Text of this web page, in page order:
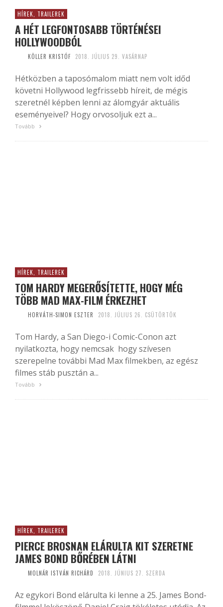
HÍREK, TRAILEREK
A HÉT LEGFONTOSABB TÖRTÉNÉSEI
HOLLYWOODBÓL
KÖLLER KRISTÓF 2018. JÚLIUS 29. VASÁRNAP
Hétközben a taposómalom miatt nem volt időd
követni Hollywood legfrissebb híreit, de mégis
szeretnél képben lenni az álomgyár aktuális
eseményeivel? Hogy orvosoljuk ezt a...
Tovább
HÍREK, TRAILEREK
TOM HARDY MEGERŐSÍTETTE, HOGY MÉG
TÖBB MAD MAX-FILM ÉRKEZHET
HORVÁTH-SIMON ESZTER 2018. JÚLIUS 26. CSÜTÖRTÖK
Tom Hardy, a San Diego-i Comic-Conon azt
nyilatkozta, hogy nemcsak hogy szívesen
szerepelne további Mad Max filmekben, az egész
filmes stáb pusztán a...
Tovább
HÍREK, TRAILEREK
PIERCE BROSNAN ELÁRULTA KIT SZERETNE
JAMES BOND BŐRÉBEN LÁTNI
MOLNÁR ISTVÁN RICHÁRD 2018. JÚNIUS 27. SZERDA
Az egykori Bond elárulta ki lenne a 25. James Bond-